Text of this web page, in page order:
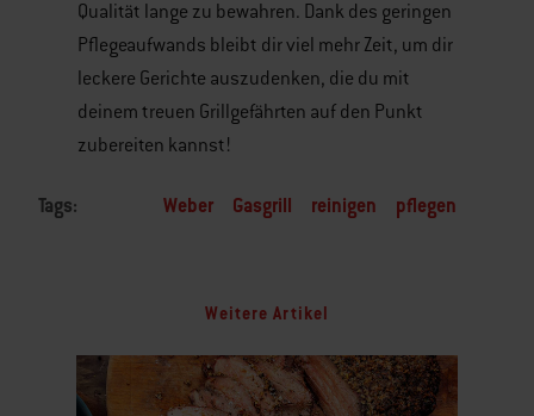
Qualität lange zu bewahren. Dank des geringen
Pflegeaufwands bleibt dir viel mehr Zeit, um dir
leckere Gerichte auszudenken, die du mit
deinem treuen Grillgefährten auf den Punkt
zubereiten kannst!
Tags: Weber Gasgrill reinigen pflegen
Weitere Artikel